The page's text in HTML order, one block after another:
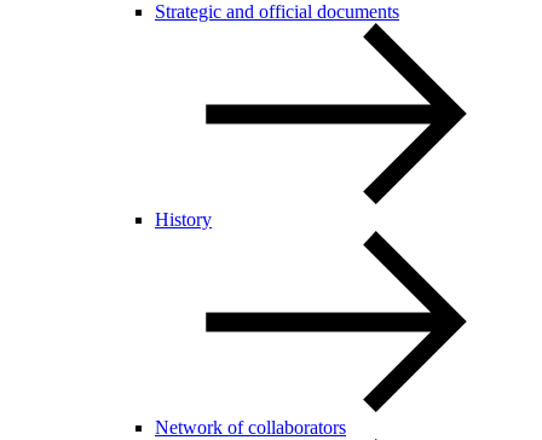
Strategic and official documents
History
Network of collaborators